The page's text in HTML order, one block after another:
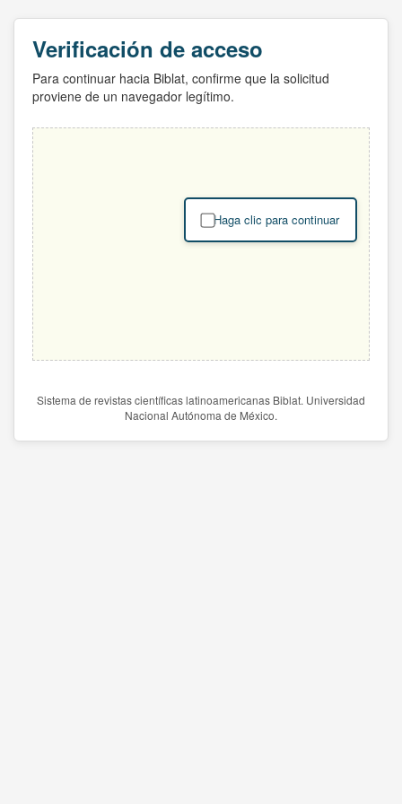
Verificación de acceso
Para continuar hacia Biblat, confirme que la solicitud
proviene de un navegador legítimo.
Haga clic para continuar
Sistema de revistas científicas latinoamericanas Biblat. Universidad
Nacional Autónoma de México.